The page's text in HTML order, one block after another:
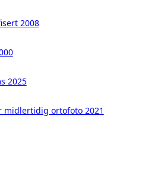
2008
2025
midlertidig ortofoto 2021